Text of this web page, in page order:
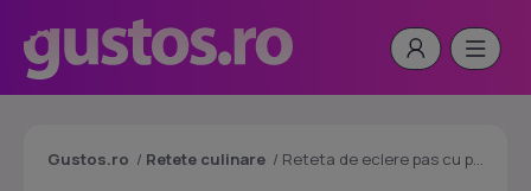
Gustos.ro / Retete culinare / Reteta de eclere pas cu pas – cum sa faci eclere delicioase acasa